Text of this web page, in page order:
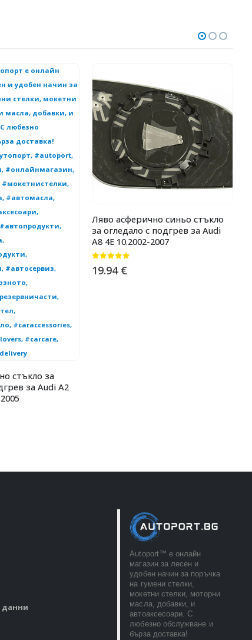
стъкло за
за Audi A2
Ляво асферично синьо стъкло
за огледало с подгрев за Audi
A8 4E 10.2002-2007
19.94 €
данни
Autoport™ e онлайн
магазин за лесен и
удобен начин за поръчка
на гумени стелки,
мокетни стелки, моторни
масла, добавки, и
автоаксесоари. С
любезно обслужване и
бърза доставка!